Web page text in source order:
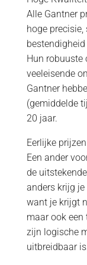
Alle Gantner
hoge
Hun robuuste
veeleisende
Gantner
(gemiddelde
20 jaar.
Eerlijke prijzen
Een ander
de
anders krijg
want je krijgt
maar ook
zijn logische
uitbreidbaar